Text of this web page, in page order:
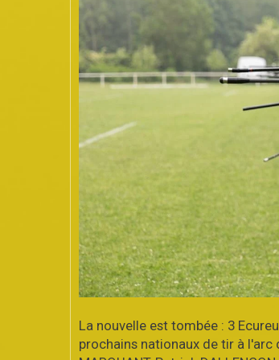
La nouvelle est tombée : 3
prochains nationaux de tir à l'arc